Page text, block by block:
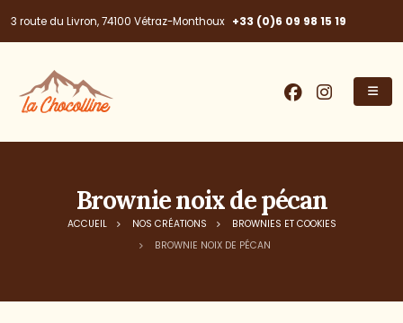
3 route du Livron, 74100 Vétraz-Monthoux +33 (0)6 09 98 15 19
Brownie noix de pécan
ACCUEIL NOS CRÉATIONS
BROWNIES ET COOKIES
BROWNIE NOIX DE PÉCAN